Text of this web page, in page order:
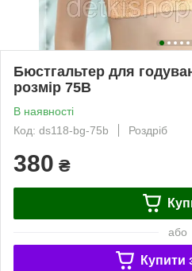
Бюстгальтер для
розмір 75B
В наявності
Код: ds118-bg-75b
Роздріб
380 ₴
або
Купити